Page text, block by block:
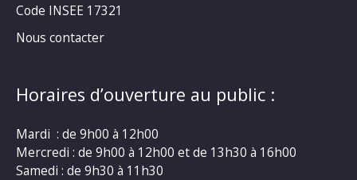
Code INSEE 17321
Nous contacter
Horaires d’ouverture au public :
Mardi : de 9h00 à 12h00
Mercredi : de 9h00 à 12h00 et de 13h30 à 16h00
Samedi : de 9h30 à 11h30